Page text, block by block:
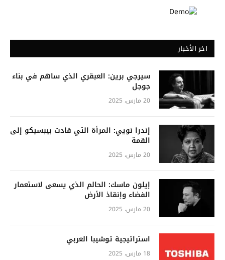
اخر الأخبار
سيرجي برين: العبقري الذي ساهم في بناء
جوجل
20 مارس، 2025
إندرا نويي: المرأة التي قادت بيبسيكو إلى
القمة
20 مارس، 2025
إيلون ماسك: الحالم الذي يسعى لاستعمار
الفضاء وإنقاذ الأرض
20 مارس، 2025
استراتيجية توشيبا العربي
18 مارس، 2025